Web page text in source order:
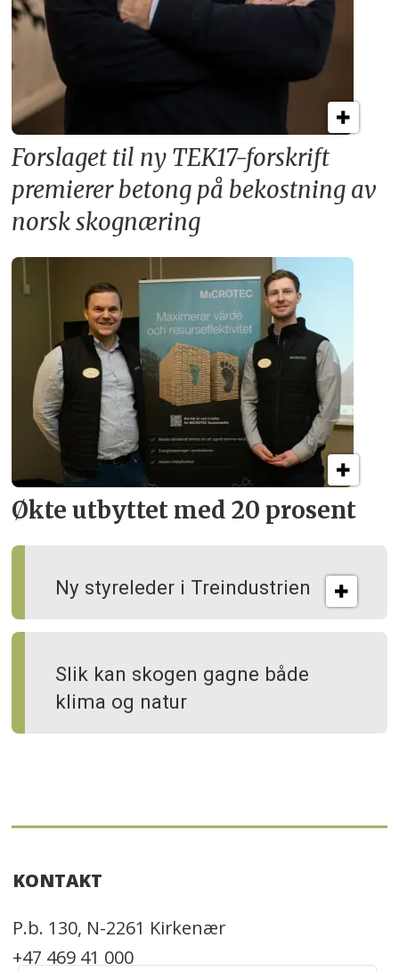
Forslaget til ny TEK17-forskrift
premierer betong på bekostning av
norsk skognæring
Økte utbyttet med 20 prosent
Ny styreleder i Treindustrien
Slik kan skogen gagne både
klima og natur
KONTAKT
P.b. 130, N-2261 Kirkenær
+47 469 41 000